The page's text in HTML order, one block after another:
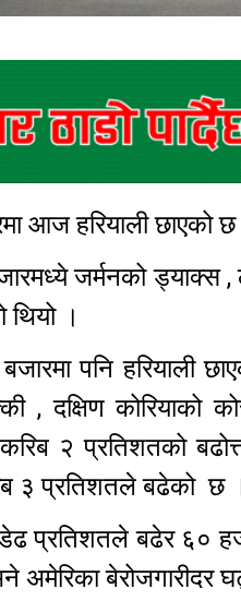
आज हरियाली
जर्मनको ड्याक्स
थियो ।
पनि
, दक्षिण कोरियाको
२ प्रतिशतको
३ प्रतिशतले बढेको छ
प्रतिशतले बढेर ६०
बेरोजगारीदर